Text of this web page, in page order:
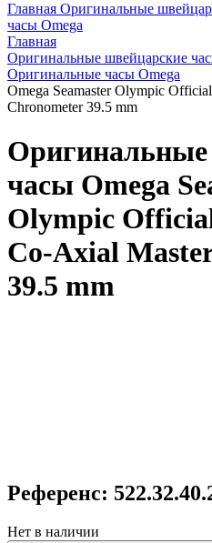
Главная Оригинальные
часы Omega
Главная
Оригинальные швейцарские
Оригинальные часы Omega
Omega Seamaster Olympic
Chronometer 39.5 mm
часы Omega
Olympic
Co-Axial
39.5 mm
Референс:
Нет в наличии